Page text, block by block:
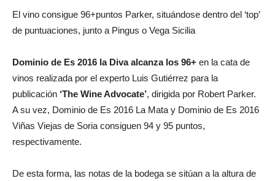
El vino consigue 96+puntos Parker, situándose dentro del ‘top’
de puntuaciones, junto a Pingus o Vega Sicilia
Dominio de Es 2016 la Diva alcanza los 96+ en la cata de
vinos realizada por el experto Luis Gutiérrez para la
publicación ‘The Wine Advocate’, dirigida por Robert Parker.
A su vez, Dominio de Es 2016 La Mata y Dominio de Es 2016
Viñas Viejas de Soria consiguen 94 y 95 puntos,
respectivamente.
De esta forma, las notas de la bodega se sitúan a la altura de